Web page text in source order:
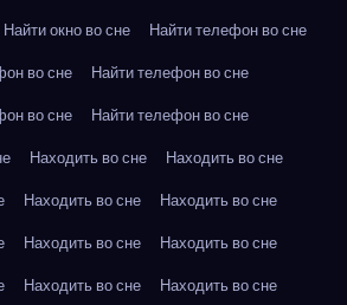
Найти окно во сне
Найти телефон во сне
во сне
Найти телефон во сне
во сне
Найти телефон во сне
Находить во сне
Находить во сне
Находить во сне
Находить во сне
Находить во сне
Находить во сне
Находить во сне
Находить во сне